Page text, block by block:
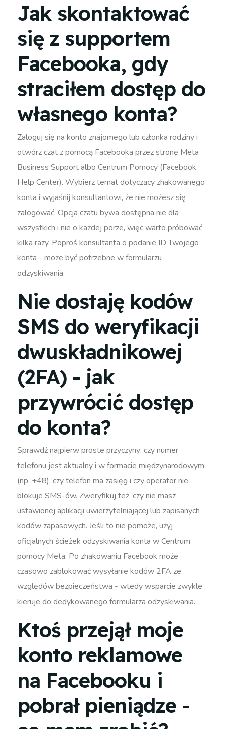
Jak skontaktować
się z supportem
Facebooka, gdy
straciłem dostęp do
własnego konta?
Zaloguj się na konto znajomego lub członka rodziny i
otwórz czat z pomocą Facebooka przez stronę Meta
Business Support albo Centrum Pomocy (Facebook
Help Center). Wybierz temat dotyczący zhakowanego
konta i wyjaśnij konsultantowi, że nie możesz się
zalogować. Opcja czatu bywa dostępna nie dla
wszystkich i nie o każdej porze, więc warto próbować
kilka razy. Poproś konsultanta o podanie ID Twojego
konta - może być potrzebne w formularzu
odzyskiwania.
Nie dostaję kodów
SMS do weryfikacji
dwuskładnikowej
(2FA) - jak
przywrócić dostęp
do konta?
Sprawdź najpierw proste przyczyny: czy numer
telefonu jest aktualny i w formacie międzynarodowym
(np. +48), czy telefon ma zasięg i czy operator nie
blokuje SMS-ów. Zweryfikuj też, czy nie masz
ustawionej aplikacji uwierzytelniającej lub zapisanych
kodów zapasowych. Jeśli to nie pomoże, użyj
oficjalnych ścieżek odzyskiwania konta w Centrum
pomocy Meta. Po zhakowaniu Facebook może
czasowo zablokować wysyłanie kodów 2FA ze
względów bezpieczeństwa - wtedy wsparcie zwykle
kieruje do dedykowanego formularza odzyskiwania.
Ktoś przejął moje
konto reklamowe
na Facebooku i
pobrał pieniądze -